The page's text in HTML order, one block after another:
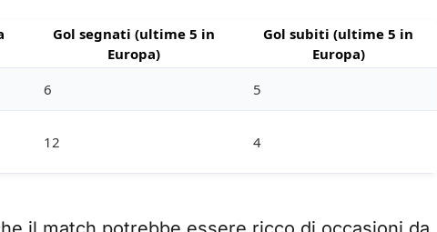
Gol segnati (ultime 5 in
Europa)
Gol subiti (ultime 5 in
Europa)
6 5
12 4